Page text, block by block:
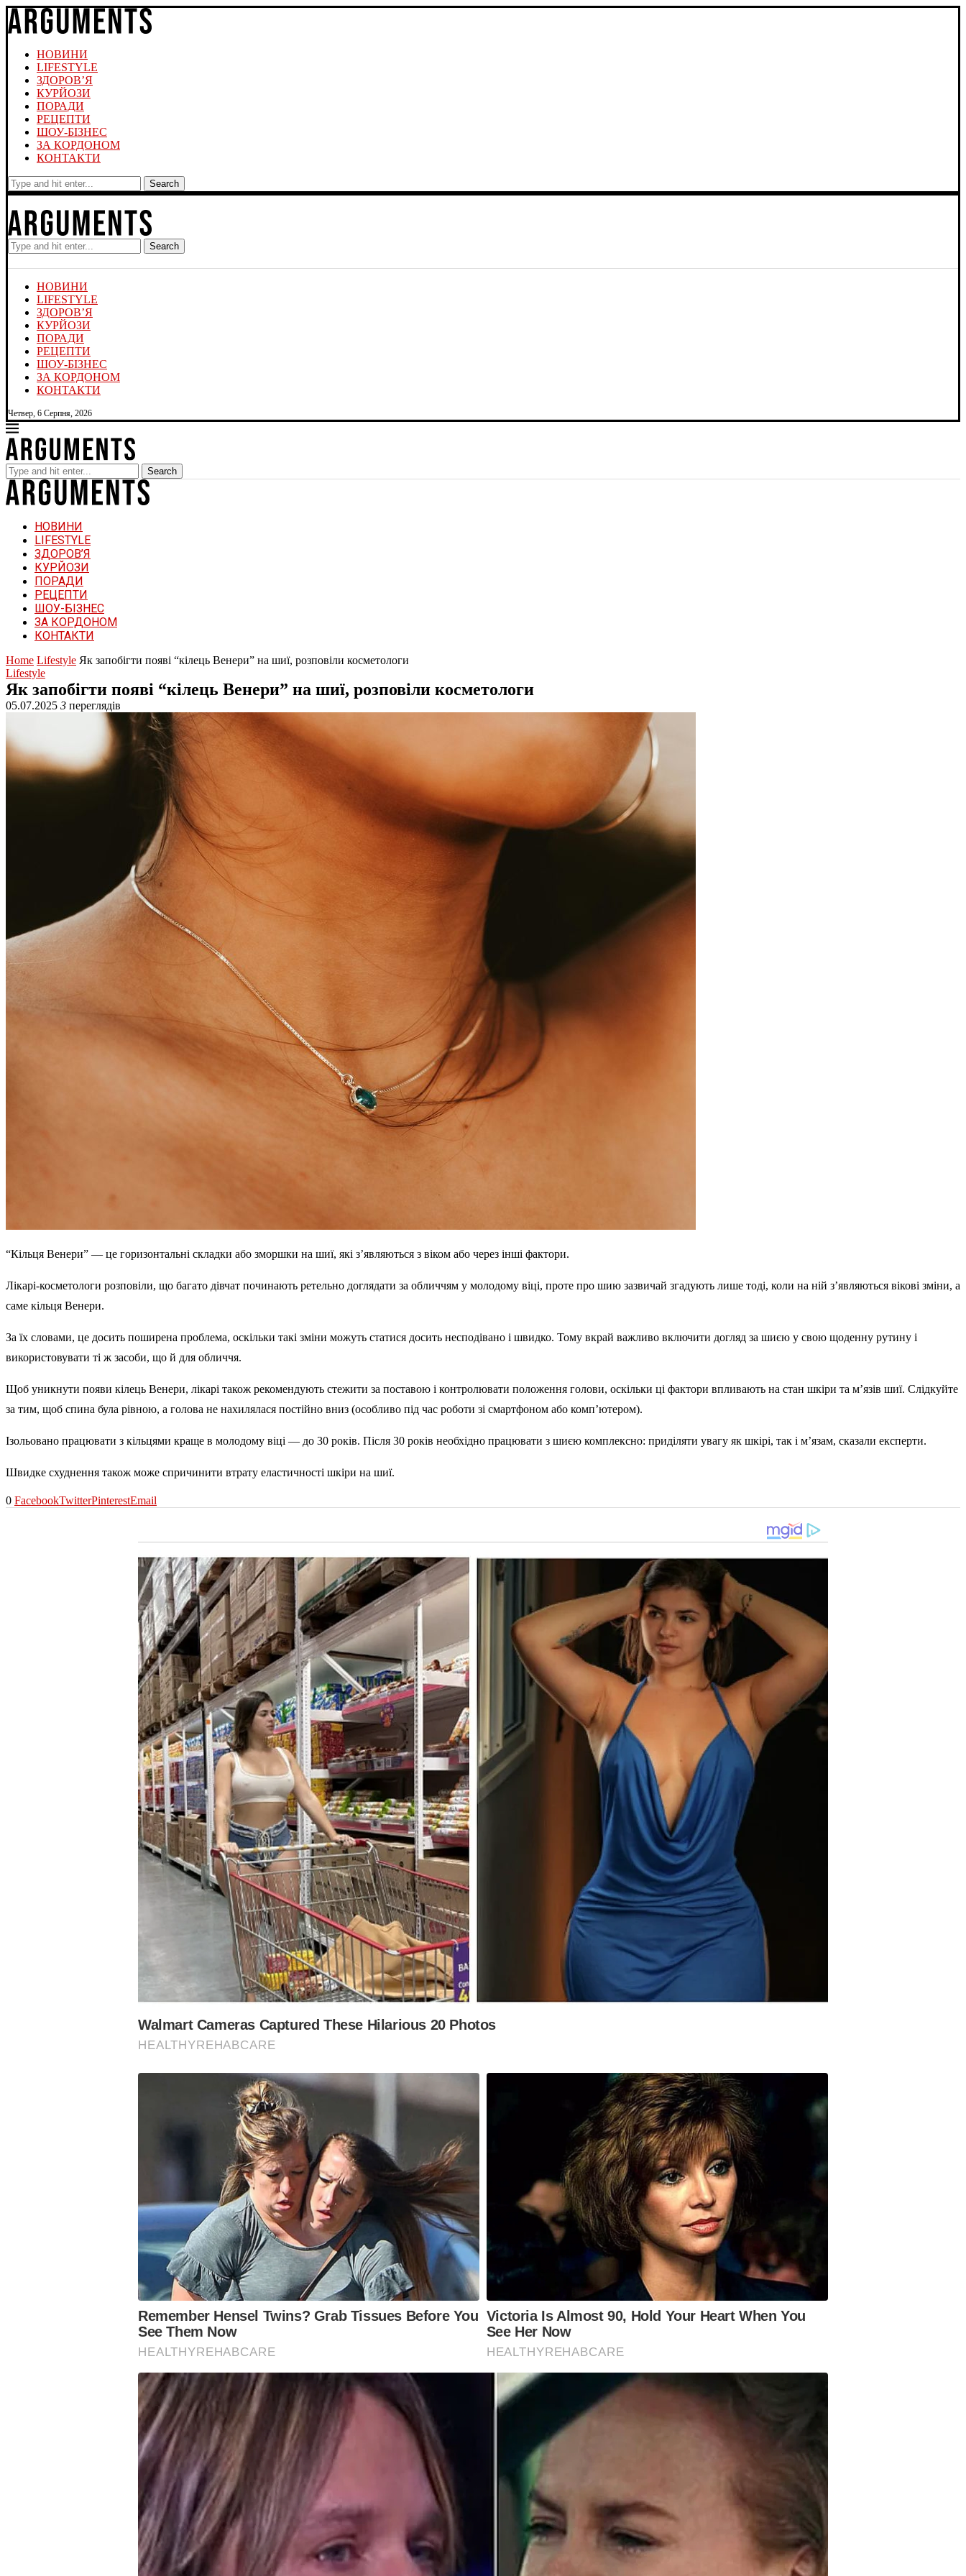
НОВИНИ
LIFESTYLE
ЗДОРОВ’Я
КУРЙОЗИ
ПОРАДИ
РЕЦЕПТИ
ШОУ-БІЗНЕС
ЗА КОРДОНОМ
КОНТАКТИ
Search
Search
НОВИНИ
LIFESTYLE
ЗДОРОВ’Я
КУРЙОЗИ
ПОРАДИ
РЕЦЕПТИ
ШОУ-БІЗНЕС
ЗА КОРДОНОМ
КОНТАКТИ
Четвер, 6 Серпня, 2026
Search
НОВИНИ
LIFESTYLE
ЗДОРОВ’Я
КУРЙОЗИ
ПОРАДИ
РЕЦЕПТИ
ШОУ-БІЗНЕС
ЗА КОРДОНОМ
КОНТАКТИ
Home Lifestyle Як запобігти появі “кілець Венери” на шиї, розповіли косметологи
Lifestyle
Як запобігти появі “кілець Венери” на шиї, розповіли косметологи
05.07.2025 3 переглядів
“Кільця Венери” — це горизонтальні складки або зморшки на шиї, які з’являються з віком або через інші фактори.
Лікарі-косметологи розповіли, що багато дівчат починають ретельно доглядати за обличчям у молодому віці, проте про шию зазвичай згадують лише тоді, коли на ній з’являються вікові зміни, а
саме кільця Венери.
За їх словами, це досить поширена проблема, оскільки такі зміни можуть статися досить несподівано і швидко. Тому вкрай важливо включити догляд за шиєю у свою щоденну рутину і
використовувати ті ж засоби, що й для обличчя.
Щоб уникнути появи кілець Венери, лікарі також рекомендують стежити за поставою і контролювати положення голови, оскільки ці фактори впливають на стан шкіри та м’язів шиї. Слідкуйте
за тим, щоб спина була рівною, а голова не нахилялася постійно вниз (особливо під час роботи зі смартфоном або комп’ютером).
Ізольовано працювати з кільцями краще в молодому віці — до 30 років. Після 30 років необхідно працювати з шиєю комплексно: приділяти увагу як шкірі, так і м’язам, сказали експерти.
Швидке схуднення також може спричинити втрату еластичності шкіри на шиї.
0 FacebookTwitterPinterestEmail